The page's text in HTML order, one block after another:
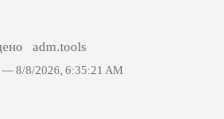
adm.tools
— 8/8/2026, 6:35:21 AM